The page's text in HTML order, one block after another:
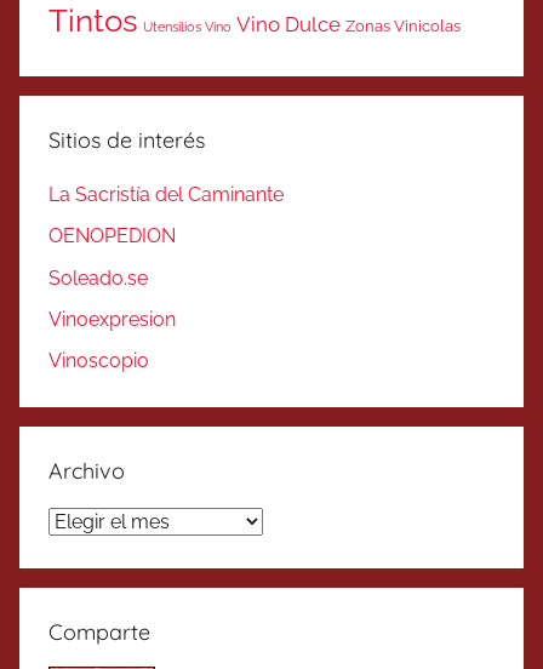
Tintos Utensilios Vino Vino Dulce Zonas Vinicolas
Sitios de interés
La Sacristía del Caminante
OENOPEDION
Soleado.se
Vinoexpresion
Vinoscopio
Archivo
Archivo
Comparte